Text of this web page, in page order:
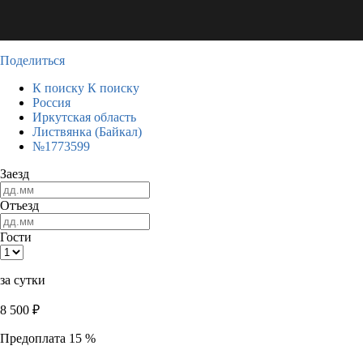
Поделиться
К поиску К поиску
Россия
Иркутская область
Листвянка (Байкал)
№1773599
Заезд
Отъезд
Гости
за сутки
8 500 ₽
Предоплата 15 %